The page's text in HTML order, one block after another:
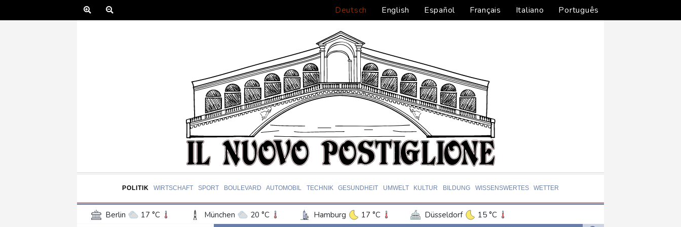
Deutsch English Español Français Italiano Português
POLITIK WIRTSCHAFT SPORT BOULEVARD AUTOMOBIL TECHNIK GESUNDHEIT UMWELT KULTUR BILDUNG WISSENSWERTES WETTER
Berlin 17 °C München 20 °C Hamburg 17 °C Düsseldorf
15 °C